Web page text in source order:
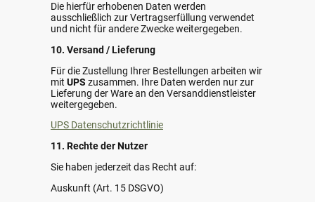
Die hierfür erhobenen Daten werden
ausschließlich zur Vertragserfüllung verwendet
und nicht für andere Zwecke weitergegeben.
10. Versand / Lieferung
Für die Zustellung Ihrer Bestellungen arbeiten wir
mit UPS zusammen. Ihre Daten werden nur zur
Lieferung der Ware an den Versanddienstleister
weitergegeben.
UPS Datenschutzrichtlinie
11. Rechte der Nutzer
Sie haben jederzeit das Recht auf:
Auskunft (Art. 15 DSGVO)